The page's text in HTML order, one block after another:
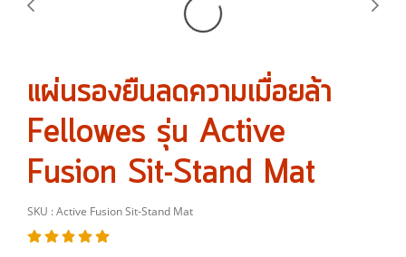
แผ่นรองยืนลดความเมื่อยล้า
Fellowes รุ่น Active
Fusion Sit-Stand Mat
SKU : Active Fusion Sit-Stand Mat